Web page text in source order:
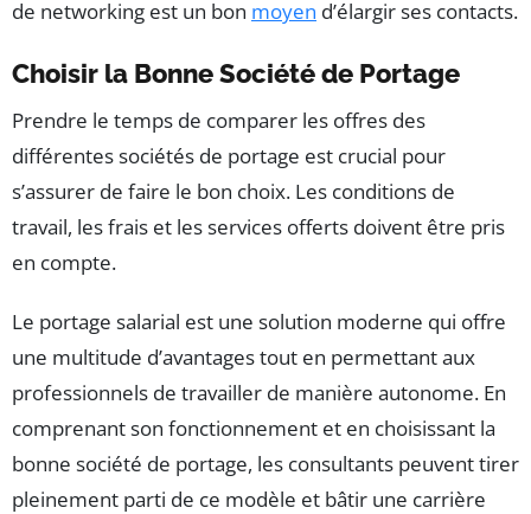
de networking est un bon moyen d’élargir ses contacts.
Choisir la Bonne Société de Portage
Prendre le temps de comparer les offres des
différentes sociétés de portage est crucial pour
s’assurer de faire le bon choix. Les conditions de
travail, les frais et les services offerts doivent être pris
en compte.
Le portage salarial est une solution moderne qui offre
une multitude d’avantages tout en permettant aux
professionnels de travailler de manière autonome. En
comprenant son fonctionnement et en choisissant la
bonne société de portage, les consultants peuvent tirer
pleinement parti de ce modèle et bâtir une carrière